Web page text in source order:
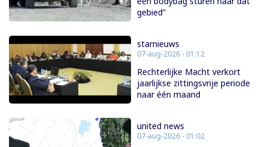
gebied”
starnieuws
07-aug-2026 - 01:12
Rechterlijke Macht verkort
jaarlijkse zittingsvrije periode
naar één maand
united news
07-aug-2026 - 01:02